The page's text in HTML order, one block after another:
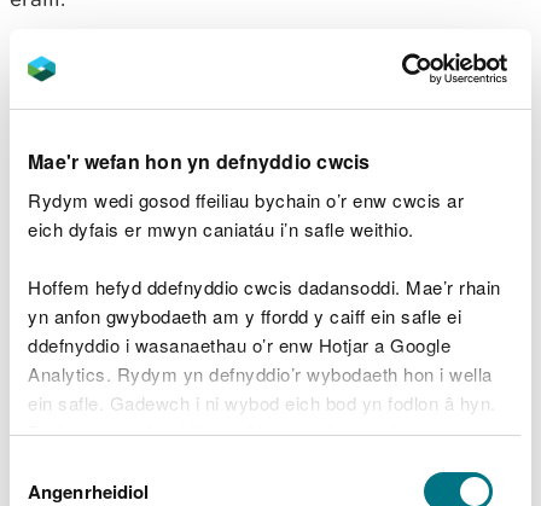
Mae'r wefan hon yn defnyddio cwcis
Rydym wedi gosod ffeiliau bychain o’r enw cwcis ar
eich dyfais er mwyn caniatáu i’n safle weithio.
Hoffem hefyd ddefnyddio cwcis dadansoddi. Mae’r rhain
yn anfon gwybodaeth am y ffordd y caiff ein safle ei
ddefnyddio i wasanaethau o’r enw Hotjar a Google
Analytics. Rydym yn defnyddio’r wybodaeth hon i wella
ein safle. Gadewch i ni wybod eich bod yn fodlon â hyn.
Byddwn yn defnyddio cwci i gadw eich dewis.
Gellirdarllen mwy am ein cwcis cyn i chi ddewis.
Caniatâd
Angenrheidiol
Coredau cyfredol
cyfredol yn fwy tebygol o gael eu trwyddedu lle:
mae angen y gored gyfredol ar gyfer defnydd
trwyddedig a hanfodol cyfredol
cadwraeth natur nac yn effeithio ar safle o’r fath
mae amcanion Rheoliadau’r Amgylchedd Dŵr yn
cael eu cyflawni ac nid yw cyflawniad yn y
dyfodol yn cael ei beryglu gan bresenoldeb y
gored
nid oes risg o ddirywiad i statws ecolegol cyrff
dŵr oherwydd y gwaith arfaethedig
Rydym yn annhebygol o dderbyn cynigion ar gyfer